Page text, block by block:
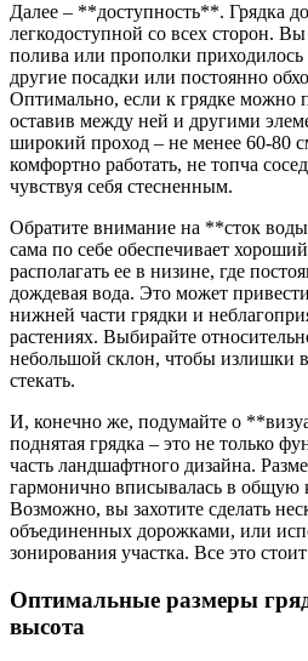
Далее – **доступность**. Грядка
легкодоступной со всех сторон.
полива или прополки приходилось
другие посадки или постоянно
Оптимально, если к грядке можно
оставив между ней и другими
широкий проход – не менее 60-80
комфортно работать, не топча
чувствуя себя стесненным.
Обратите внимание на **сток
сама по себе обеспечивает
располагать ее в низине, где
дождевая вода. Это может
нижней части грядки и
растениях. Выбирайте
небольшой склон, чтобы излишки
стекать.
И, конечно же, подумайте о
поднятая грядка – это не только
часть ландшафтного дизайна.
гармонично вписывалась в общую
Возможно, вы захотите сделать
объединенных дорожками, или
зонирования участка. Все это
Оптимальные размеры
высота